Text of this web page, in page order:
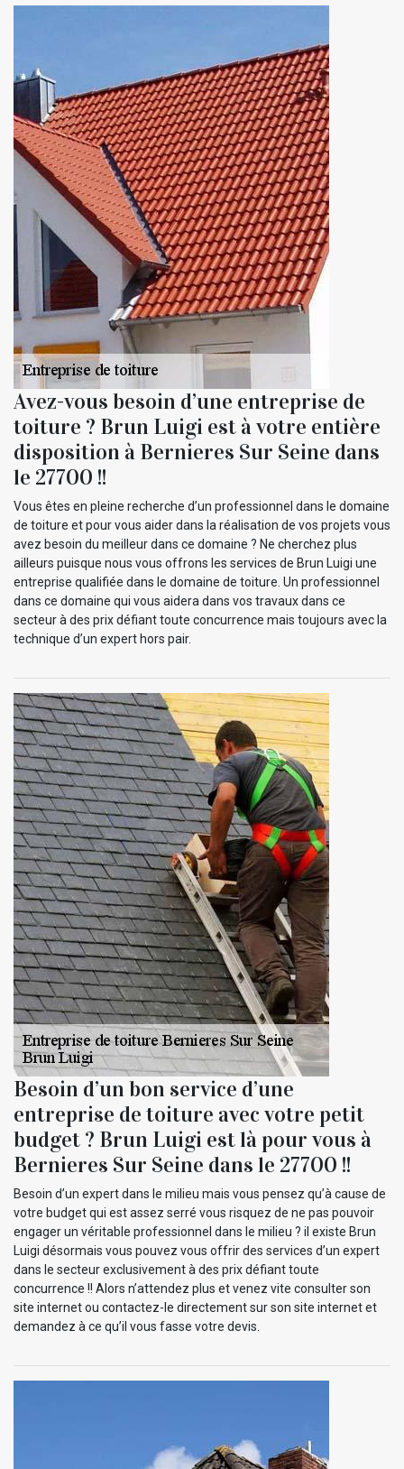
Avez-vous besoin d’une entreprise de
toiture ? Brun Luigi est à votre entière
disposition à Bernieres Sur Seine dans
le 27700 !!
Vous êtes en pleine recherche d’un professionnel dans le domaine
de toiture et pour vous aider dans la réalisation de vos projets vous
avez besoin du meilleur dans ce domaine ? Ne cherchez plus
ailleurs puisque nous vous offrons les services de Brun Luigi une
entreprise qualifiée dans le domaine de toiture. Un professionnel
dans ce domaine qui vous aidera dans vos travaux dans ce
secteur à des prix défiant toute concurrence mais toujours avec la
technique d’un expert hors pair.
Besoin d’un bon service d’une
entreprise de toiture avec votre petit
budget ? Brun Luigi est là pour vous à
Bernieres Sur Seine dans le 27700 !!
Besoin d’un expert dans le milieu mais vous pensez qu’à cause de
votre budget qui est assez serré vous risquez de ne pas pouvoir
engager un véritable professionnel dans le milieu ? il existe Brun
Luigi désormais vous pouvez vous offrir des services d’un expert
dans le secteur exclusivement à des prix défiant toute
concurrence !! Alors n’attendez plus et venez vite consulter son
site internet ou contactez-le directement sur son site internet et
demandez à ce qu’il vous fasse votre devis.